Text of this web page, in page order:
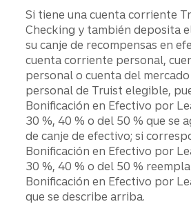
Si tiene una cuenta corriente
Checking y también deposita
su canje de recompensas en
cuenta corriente personal,
personal o cuenta del
personal de Truist elegible,
Bonificación en Efectivo por
30 %, 40 % o del 50 % que se
de canje de efectivo; si
Bonificación en Efectivo por
30 %, 40 % o del 50 %
Bonificación en Efectivo por
que se describe arriba.